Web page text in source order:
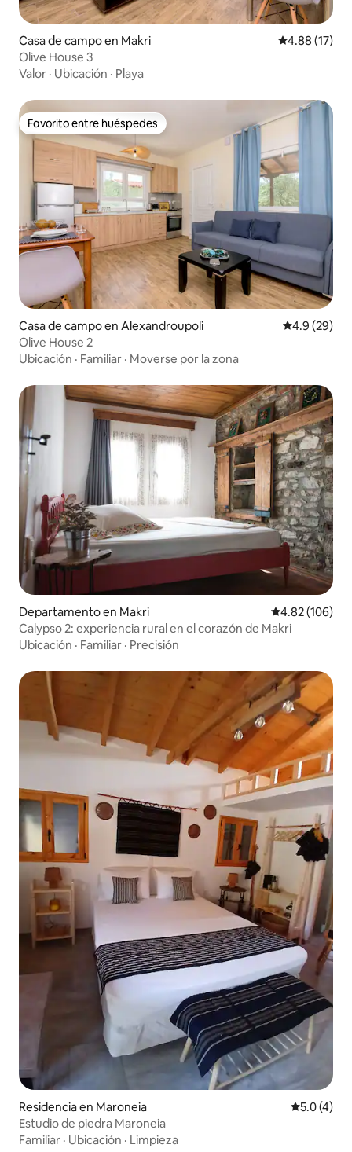
Casa de campo en Makri Calificación
4.88 (17)
Olive House 3
Valor · Ubicación · Playa
Favorito entre huéspedes
Favorito entre huéspedes
Casa de campo en Alexandroupoli Calificación
4.9 (29)
Olive House 2
Ubicación · Familiar · Moverse por la zona
Departamento en Makri Calificación
4.82 (106)
Calypso 2: experiencia rural en el corazón de Makri
Ubicación · Familiar · Precisión
Residencia en Maroneia
5.0 (4)
Estudio de piedra Maroneia
Familiar · Ubicación · Limpieza